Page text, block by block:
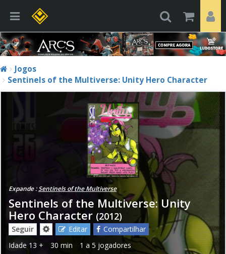
Jogos
Sentinels of the Multiverse: Unity Hero Character
Expande :Sentinels of the Multiverse
Sentinels of the Multiverse: Unity
Hero Character (2012)
Seguir Editar
Compartilhar
Idade 13 + 30 min 1 a 5 jogadores